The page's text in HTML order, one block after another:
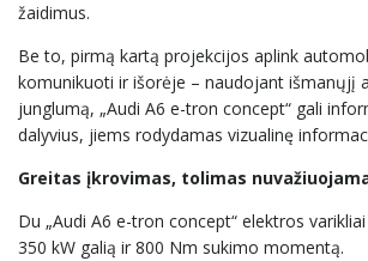
žaidimus.
Be to, pirmą kartą projekcijos aplink
komunikuoti ir išorėje – naudojant išmanųjį
junglumą, „Audi A6 e-tron concept“ gali
dalyvius, jiems rodydamas vizualinę
Greitas įkrovimas, tolimas
Du „Audi A6 e-tron concept“ elektros
350 kW galią ir 800 Nm sukimo momentą.